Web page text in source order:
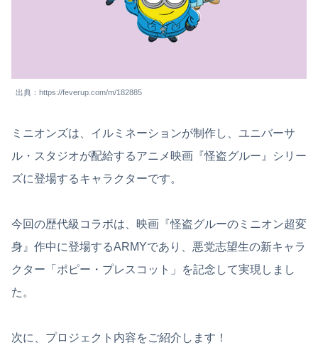
出典：https://feverup.com/m/182885
ミニオンズは、イルミネーションが制作し、ユニバーサ
ル・スタジオが配給するアニメ映画『怪盗グルー』シリー
ズに登場するキャラクターです。
今回の歴代級コラボは、映画『怪盗グルーのミニオン超変
身』作中に登場するARMYであり、悪党志望生の新キャラ
クター「ポピー・プレスコット」を記念して実現しまし
た。
次に、プロジェクト内容をご紹介します！